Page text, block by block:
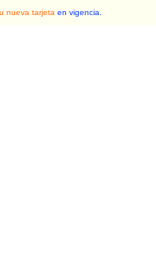
nueva tarjeta en vigencia.